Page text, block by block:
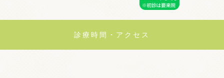
診療時間・アクセス